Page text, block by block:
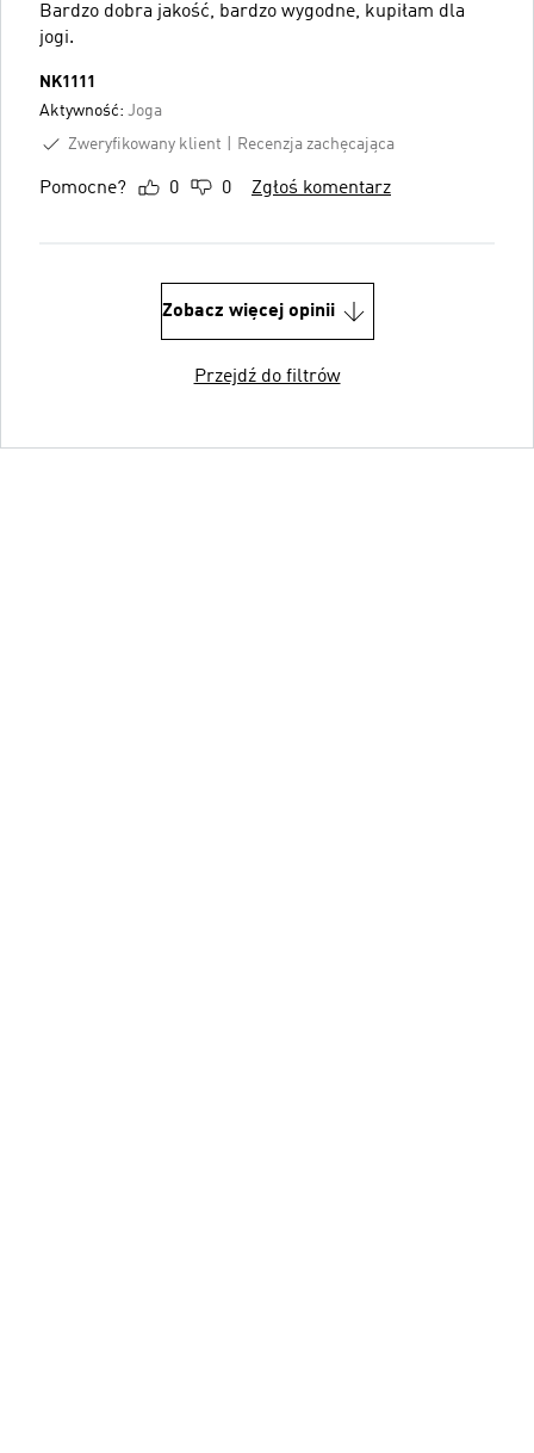
Bardzo dobra jakość, bardzo wygodne, kupiłam dla
jogi.
NK1111
Aktywność: Joga
Zweryfikowany klient
Recenzja zachęcająca
Pomocne? 0 0 Zgłoś komentarz
Zobacz więcej opinii
Przejdź do filtrów